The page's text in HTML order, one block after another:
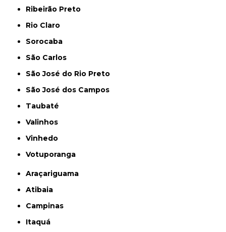
Ribeirão Preto
Rio Claro
Sorocaba
São Carlos
São José do Rio Preto
São José dos Campos
Taubaté
Valinhos
Vinhedo
Votuporanga
Araçariguama
Atibaia
Campinas
Itaquá